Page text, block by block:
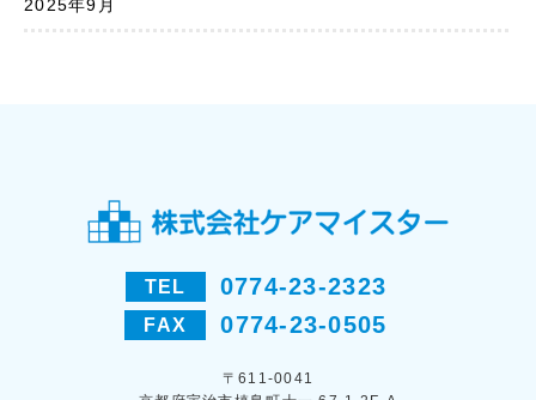
2025年9月
TEL 0774-23-2323
FAX 0774-23-0505
〒611-0041